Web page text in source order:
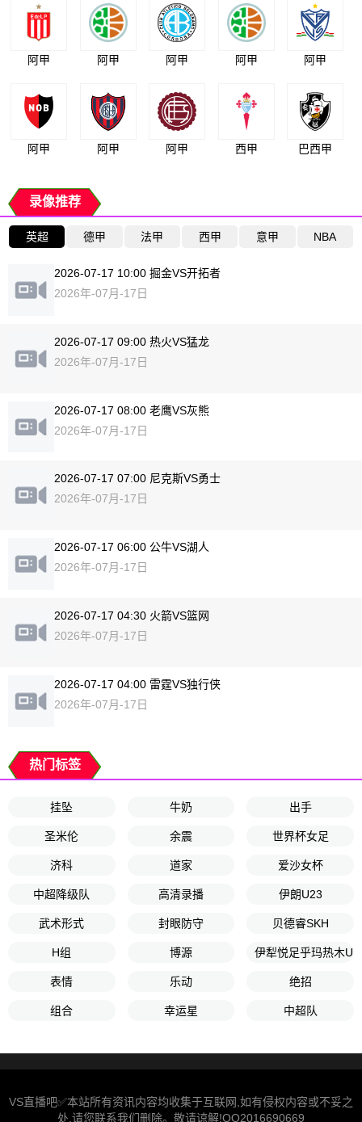
阿甲 阿甲 阿甲 阿甲 阿甲
阿甲 阿甲 阿甲 西甲 巴西甲
录像推荐
英超 德甲 法甲 西甲 意甲 NBA
2026-07-17 10:00 掘金VS开拓者
2026年-07月-17日
2026-07-17 09:00 热火VS猛龙
2026年-07月-17日
2026-07-17 08:00 老鹰VS灰熊
2026年-07月-17日
2026-07-17 07:00 尼克斯VS勇士
2026年-07月-17日
2026-07-17 06:00 公牛VS湖人
2026年-07月-17日
2026-07-17 04:30 火箭VS篮网
2026年-07月-17日
2026-07-17 04:00 雷霆VS独行侠
2026年-07月-17日
热门标签
挂坠 牛奶 出手
圣米伦 余震 世界杯女足
济科 道家 爱沙女杯
中超降级队 高清录播 伊朗U23
武术形式 封眼防守 贝德睿SKH
H组 博源 伊犁悦足乎玛热木
表情 乐动 绝招
组合 幸运星 中超队
VS直播吧✅本站所有资讯内容均收集于互联网,如有侵权内容或不妥之
处,请您联系我们删除。敬请谅解!QQ2016690669